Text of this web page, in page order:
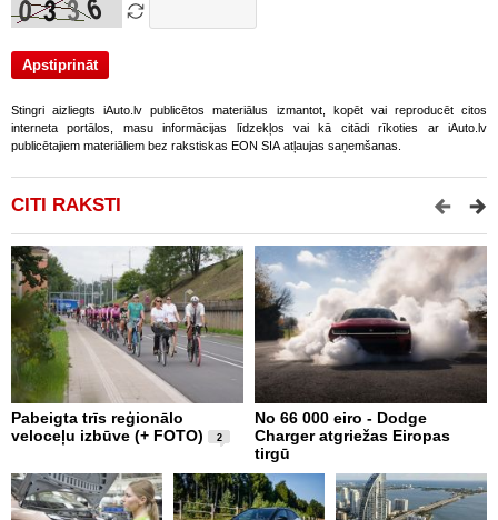
Stingri aizliegts iAuto.lv publicētos materiālus izmantot, kopēt vai reproducēt citos
interneta portālos, masu informācijas līdzekļos vai kā citādi rīkoties ar iAuto.lv
publicētajiem materiāliem bez rakstiskas EON SIA atļaujas saņemšanas.
CITI RAKSTI
Pabeigta trīs reģionālo
veloceļu izbūve (+ FOTO)
2
No 66 000 eiro - Dodge
Charger atgriežas Eiropas
tirgū